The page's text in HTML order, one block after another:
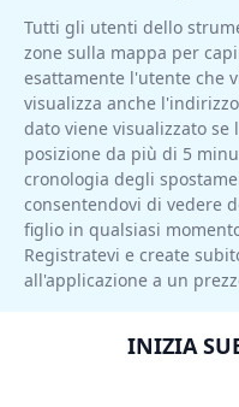
Tutti gli utenti dello
zone sulla mappa per
esattamente l'utente che
visualizza anche
dato viene visualizzato
posizione da più di 5
cronologia degli
consentendovi di vedere
figlio in qualsiasi
Registratevi e create
all'applicazione a un
INIZIA